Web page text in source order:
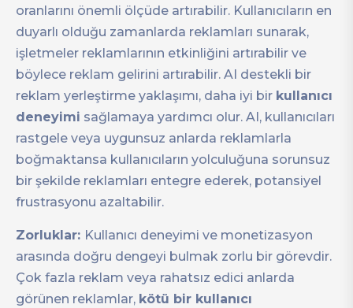
oranlarını önemli ölçüde artırabilir. Kullanıcıların en
duyarlı olduğu zamanlarda reklamları sunarak,
işletmeler reklamlarının etkinliğini artırabilir ve
böylece reklam gelirini artırabilir. AI destekli bir
reklam yerleştirme yaklaşımı, daha iyi bir kullanıcı
deneyimi sağlamaya yardımcı olur. AI, kullanıcıları
rastgele veya uygunsuz anlarda reklamlarla
boğmaktansa kullanıcıların yolculuğuna sorunsuz
bir şekilde reklamları entegre ederek, potansiyel
frustrasyonu azaltabilir.
Zorluklar: Kullanıcı deneyimi ve monetizasyon
arasında doğru dengeyi bulmak zorlu bir görevdir.
Çok fazla reklam veya rahatsız edici anlarda
görünen reklamlar, kötü bir kullanıcı